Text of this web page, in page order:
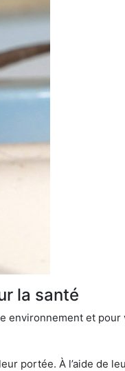
la santé
environnement et pour
portée. À l’aide de